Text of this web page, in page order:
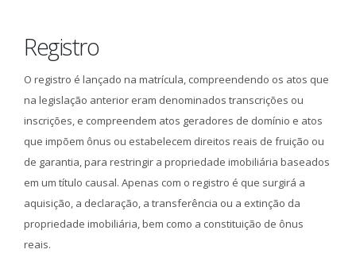
Registro
O registro é lançado na matrícula, compreendendo os atos que
na legislação anterior eram denominados transcrições ou
inscrições, e compreendem atos geradores de domínio e atos
que impõem ônus ou estabelecem direitos reais de fruição ou
de garantia, para restringir a propriedade imobiliária baseados
em um título causal. Apenas com o registro é que surgirá a
aquisição, a declaração, a transferência ou a extinção da
propriedade imobiliária, bem como a constituição de ônus
reais.